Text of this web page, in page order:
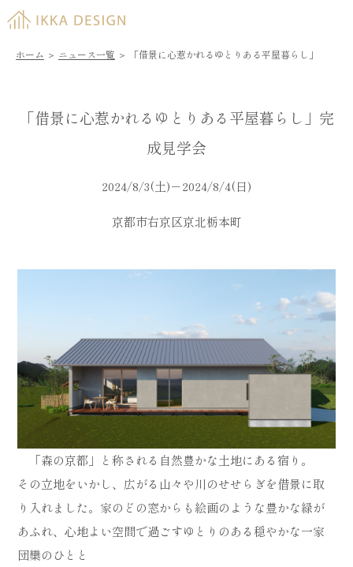
ホーム ＞ ニュース一覧 ＞ 「借景に心惹かれるゆとりある平屋暮らし」
「借景に心惹かれるゆとりある平屋暮らし」完
成見学会
2024/8/3(土)－2024/8/4(日)
京都市右京区京北栃本町
「森の京都」と称される自然豊かな土地にある宿り。
その立地をいかし、広がる山々や川のせせらぎを借景に取
り入れました。家のどの窓からも絵画のような豊かな緑が
あふれ、心地よい空間で過ごすゆとりのある穏やかな一家
団欒のひとと